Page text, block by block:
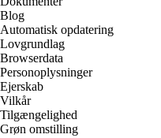
Blog
Automatisk opdatering
Lovgrundlag
Browserdata
Personoplysninger
Ejerskab
Vilkår
Tilgængelighed
Grøn omstilling